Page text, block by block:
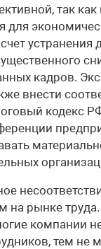
так
для
устранения
кадров.
внести
кодекс
на рынке
компании
тем не